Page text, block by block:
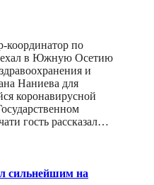
по
в Южную Осетию
и
Наниева для
коронавирусной
гость рассказал…
сильнейшим на